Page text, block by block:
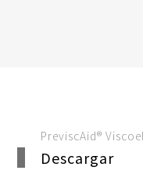
PreviscAid®
Descargar